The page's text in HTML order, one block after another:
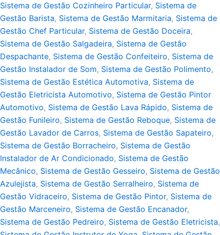
Sistema de Gestão Cozinheiro Particular, Sistema de
Gestão Barista, Sistema de Gestão Marmitaria, Sistema de
Gestão Chef Particular, Sistema de Gestão Doceira,
Sistema de Gestão Salgadeira, Sistema de Gestão
Despachante, Sistema de Gestão Confeiteiro, Sistema de
Gestão Instalador de Som, Sistema de Gestão Polimento,
Sistema de Gestão Estética Automotiva, Sistema de
Gestão Eletricista Automotivo, Sistema de Gestão Pintor
Automotivo, Sistema de Gestão Lava Rápido, Sistema de
Gestão Funileiro, Sistema de Gestão Reboque, Sistema de
Gestão Lavador de Carros, Sistema de Gestão Sapateiro,
Sistema de Gestão Borracheiro, Sistema de Gestão
Instalador de Ar Condicionado, Sistema de Gestão
Mecânico, Sistema de Gestão Gesseiro, Sistema de Gestão
Azulejista, Sistema de Gestão Serralheiro, Sistema de
Gestão Vidraceiro, Sistema de Gestão Pintor, Sistema de
Gestão Marceneiro, Sistema de Gestão Encanador,
Sistema de Gestão Pedreiro, Sistema de Gestão Eletricista,